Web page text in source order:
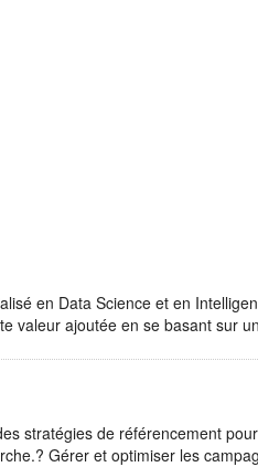
en Data Science et en
valeur ajoutée en se basant sur
stratégies de référencement
Gérer et optimiser les